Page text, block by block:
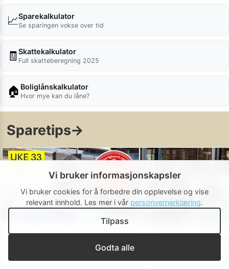
📈Sparekalkulator
Se sparingen vokse over tid
🧾Skattekalkulator
Full skatteberegning 2025
🏠 Boliglånskalkulator
Hvor mye kan du låne?
Sparetips→
Ukas beste tilbud fra
Ikke gå
Vi bruker informasjonskapsler
Vi bruker cookies for å forbedre din opplevelse og vise
relevant innhold. Les mer i vår personvernerklæring.
Godta alle
Tilpass